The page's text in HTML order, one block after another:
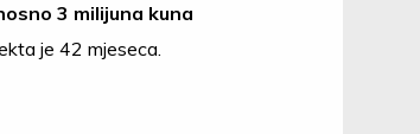
3 milijuna kuna
je 42 mjeseca.